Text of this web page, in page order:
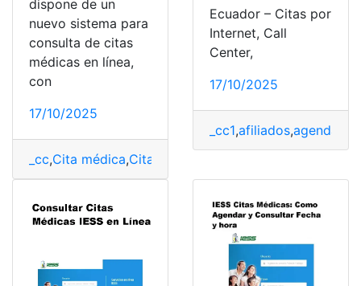
dispone de un
nuevo sistema para
consulta de citas
médicas en línea,
con
17/10/2025
_cc,Cita médica,Citas
Ecuador – Citas por
Internet, Call
Center,
17/10/2025
_cc1,afiliados,